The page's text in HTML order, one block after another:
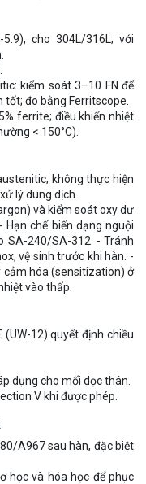
5.9), cho 304L/316L; với
kiểm soát 3–10 FN để
đo bằng Ferritscope.
ferrite; điều khiển nhiệt
< 150°C).
không thực hiện
lý dung dịch.
và kiểm soát oxy dư
chế biến dạng nguội
SA-240/SA-312. - Tránh
vệ sinh trước khi hàn. -
cảm hóa (sensitization) ở
vào thấp.
12) quyết định chiều
dụng cho mối dọc thân.
V khi được phép.
A967 sau hàn, đặc biệt
học và hóa học để phục